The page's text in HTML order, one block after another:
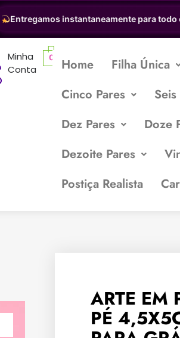
Entregamos instantaneamente para todo o
Minha
Conta
0 Home Filha Única
Cinco Pares
Dez Pares
Doze
Dezoite Pares
Postiça Realista
ARTE EM
PÉ